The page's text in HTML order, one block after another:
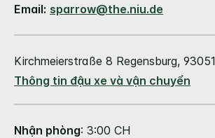
Email: sparrow@the.niu.de
Kirchmeierstraße 8 Regensburg, 93051
Thông tin đậu xe và vận chuyển
Nhận phòng: 3:00 CH